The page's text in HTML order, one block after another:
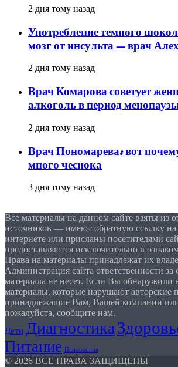
2 дня тому назад
Употребление темного
мозг от инсульта — врач
2 дня тому назад
Врач Комарова советует
алкоголь в период
2 дня тому назад
Врач Пономарева: вот
много чеснока
3 дня тому назад
Все материалы на данном сайте взяты из
источников — имеют обратную ссылку на
интернете или присланы посетителями
предоставляются исключительно в
Права на материалы принадлежат их
Администрация сайта ответственности за
материала не несет. Если Вы обнаружили
материалы, которые нарушают авторские
принадлежащие Вам, Вашей компании
пожалуйста, сообщите нам.
Дети Диагностика
Питание Психология
© 2026 ВСЕ ПРАВА ЗАЩИЩЕНЫ